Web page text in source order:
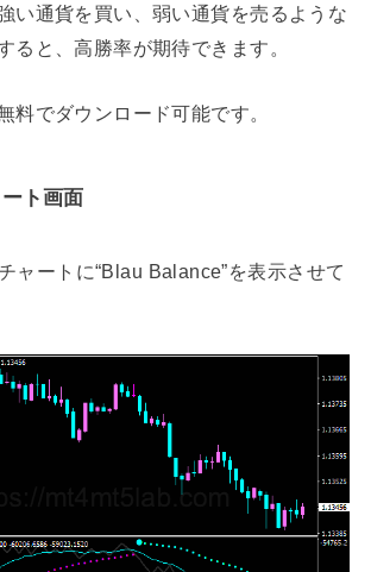
い通貨を買い、弱い通貨を売るような
ると、高勝率が期待できます。
料でダウンロード可能です。
ト画面
ャートに“Blau Balance”を表示させて